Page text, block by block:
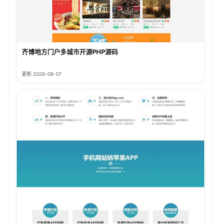
齐博地方门户多城市开源PHP源码
更新 2026-08-07